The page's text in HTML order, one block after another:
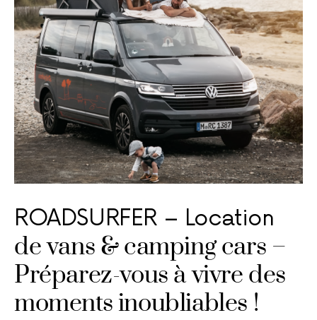
ROADSURFER – Location
de vans & camping cars –
Préparez-vous à vivre des
moments inoubliables !